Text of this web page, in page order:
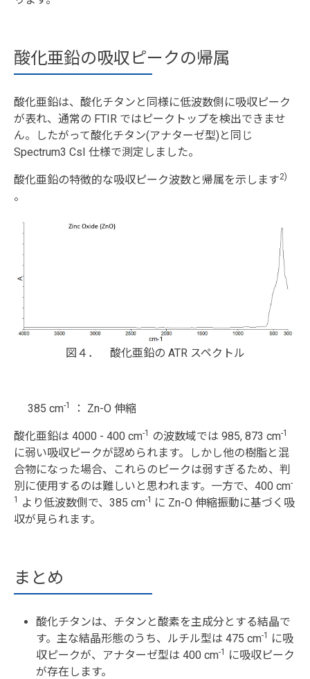
酸化亜鉛の吸収ピークの帰属
酸化亜鉛は、酸化チタンと同様に低波数側に吸収ピーク
が表れ、通常の FTIR ではピークトップを検出できませ
ん。したがって酸化チタン(アナターゼ型)と同じ
Spectrum3 CsI 仕様で測定しました。
酸化亜鉛の特徴的な吸収ピーク波数と帰属を示します2)
。
図４． 酸化亜鉛の ATR スペクトル
385 cm-1 ： Zn-O 伸縮
酸化亜鉛は 4000 - 400 cm-1 の波数域では 985, 873 cm-1
に弱い吸収ピークが認められます。しかし他の樹脂と混
合物になった場合、これらのピークは弱すぎるため、判
別に使用するのは難しいと思われます。一方で、400 cm-
1
より低波数側で、385 cm-1 に Zn-O 伸縮振動に基づく吸
収が見られます。
まとめ
酸化チタンは、チタンと酸素を主成分とする結晶で
す。主な結晶形態のうち、ルチル型は 475 cm-1
に吸
収ピークが、アナターゼ型は 400 cm-1
に吸収ピーク
が存在します。